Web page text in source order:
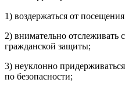
1) воздержаться от
2) внимательно
гражданской защиты;
3) неуклонно
по безопасности;